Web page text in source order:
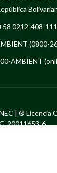
0212-408-
(0800-
AMBIENT
| ® Licencia
20011653-6